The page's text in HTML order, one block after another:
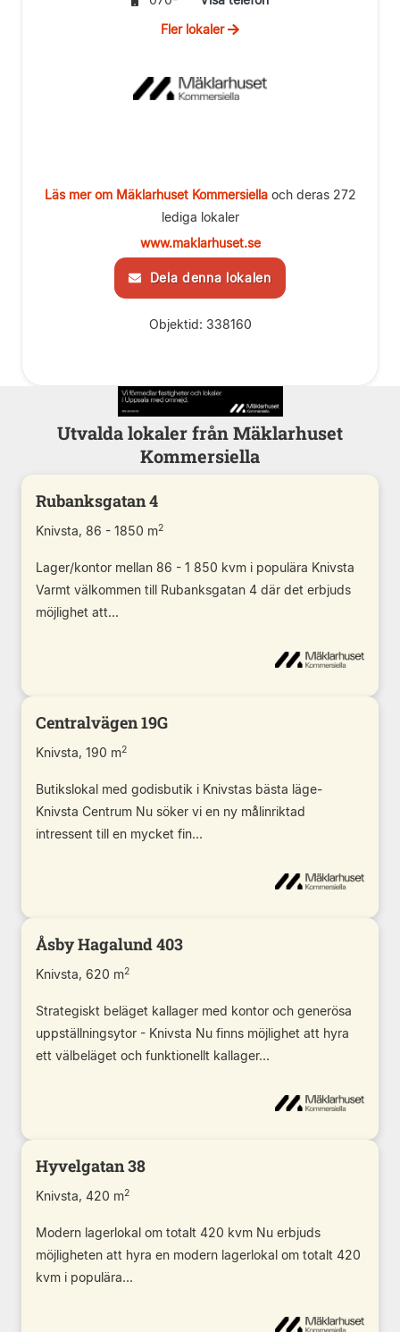
Fler lokaler
Läs mer om Mäklarhuset Kommersiellaoch deras 272
lediga lokaler
www.maklarhuset.se
Dela denna lokalen
Objektid: 338160
Utvalda lokaler från Mäklarhuset
Kommersiella
Rubanksgatan 4
Knivsta, 86 - 1850 m2
Lager/kontor mellan 86 - 1 850 kvm i populära Knivsta
Varmt välkommen till Rubanksgatan 4 där det erbjuds
möjlighet att...
Centralvägen 19G
Knivsta, 190 m2
Butikslokal med godisbutik i Knivstas bästa läge-
Knivsta Centrum Nu söker vi en ny målinriktad
intressent till en mycket fin...
Åsby Hagalund 403
Knivsta, 620 m2
Strategiskt beläget kallager med kontor och generösa
uppställningsytor - Knivsta Nu finns möjlighet att hyra
ett välbeläget och funktionellt kallager...
Hyvelgatan 38
Knivsta, 420 m2
Modern lagerlokal om totalt 420 kvm Nu erbjuds
möjligheten att hyra en modern lagerlokal om totalt 420
kvm i populära...